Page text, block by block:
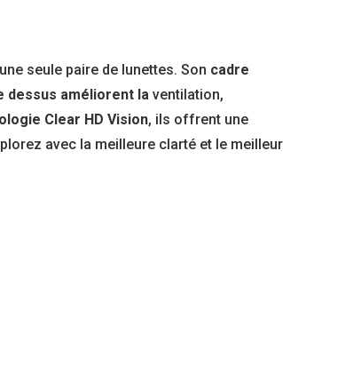
seule paire de lunettes. Son cadre
dessus améliorent la ventilation,
Clear HD Vision, ils offrent une
avec la meilleure clarté et le meilleur